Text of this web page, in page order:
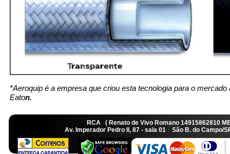
*Aeroquip é a empresa que criou esta tecnologia para o
Eaton.
RCA ( Renato de Vivo Romano
Av. Imperador Pedro II, 87 - sala 01 São B. do